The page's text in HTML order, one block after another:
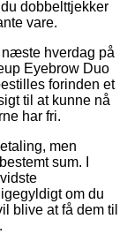
dobbelttjekker
vare.
hverdag på
Eyebrow Duo
forinden et
til at kunne nå
har fri.
men
sum. I
om du
blive at få dem til